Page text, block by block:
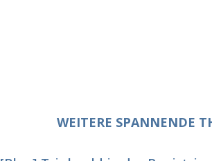
WEITERE SPANNENDE